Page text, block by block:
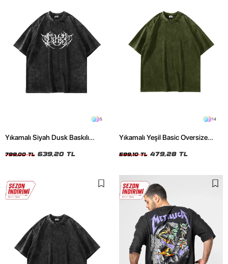
5
Yıkamalı Siyah Dusk Baskılı
799,00 TL 639,20 TL
14
Yıkamalı Yeşil Basic Oversize
599,10 TL 479,28 TL